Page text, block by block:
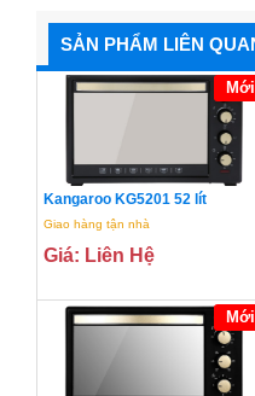
SẢN PHẨM LIÊN
Mới
Kangaroo KG5201 52 lít
Giao hàng tận nhà
Giá: Liên Hệ
Mới